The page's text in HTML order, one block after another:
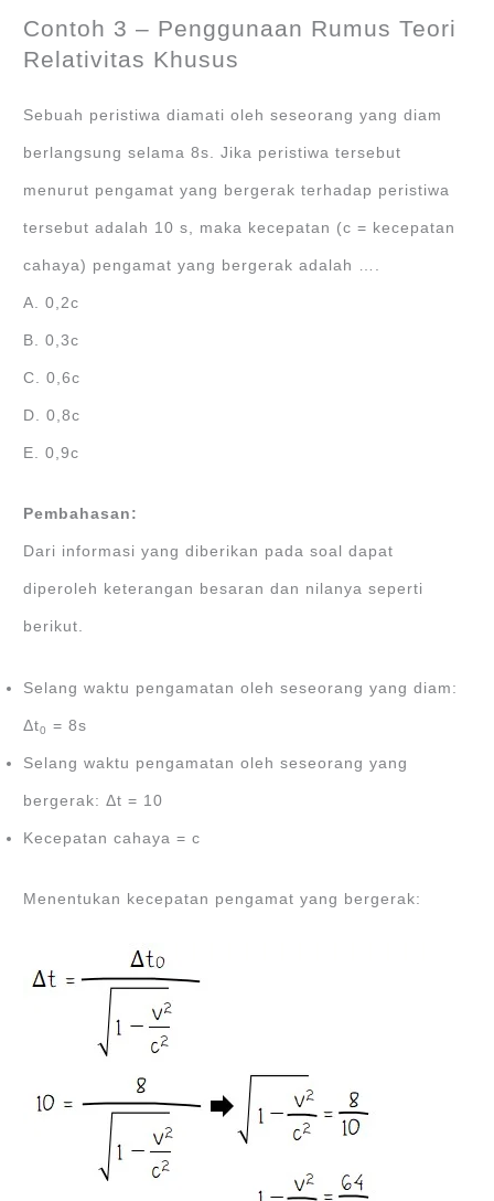
Contoh 3 – Penggunaan Rumus Teori
Relativitas Khusus
Sebuah peristiwa diamati oleh seseorang yang diam
berlangsung selama 8s. Jika peristiwa tersebut
menurut pengamat yang bergerak terhadap peristiwa
tersebut adalah 10 s, maka kecepatan (c = kecepatan
cahaya) pengamat yang bergerak adalah ….
A. 0,2c
B. 0,3c
C. 0,6c
D. 0,8c
E. 0,9c
Pembahasan:
Dari informasi yang diberikan pada soal dapat
diperoleh keterangan besaran dan nilanya seperti
berikut.
Selang waktu pengamatan oleh seseorang yang diam:
Δt0 = 8s
Selang waktu pengamatan oleh seseorang yang
bergerak: Δt = 10
Kecepatan cahaya = c
Menentukan kecepatan pengamat yang bergerak: